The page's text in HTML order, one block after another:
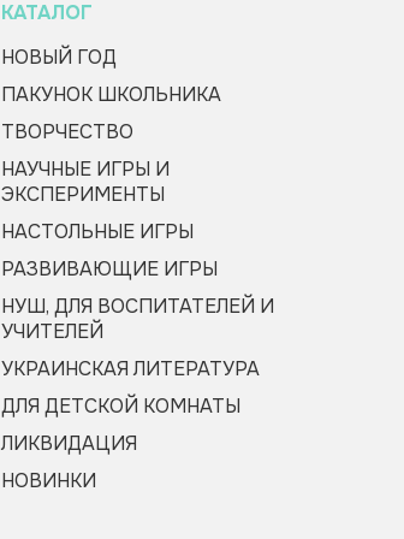
КАТАЛОГ
НОВЫЙ ГОД
ПАКУНОК ШКОЛЬНИКА
ТВОРЧЕСТВО
НАУЧНЫЕ ИГРЫ И
ЭКСПЕРИМЕНТЫ
НАСТОЛЬНЫЕ ИГРЫ
РАЗВИВАЮЩИЕ ИГРЫ
НУШ, ДЛЯ ВОСПИТАТЕЛЕЙ И
УЧИТЕЛЕЙ
УКРАИНСКАЯ ЛИТЕРАТУРА
ДЛЯ ДЕТСКОЙ КОМНАТЫ
ЛИКВИДАЦИЯ
НОВИНКИ